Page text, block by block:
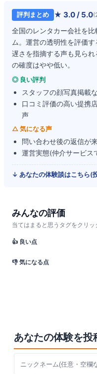
評判まとめ ★ 3.0/ 5.0(
全国のレンタカー会社を
ム。運営の透明性を評価
遅さを指摘する声も見ら
の確度はやや低い。
◎ 良い評判
スタッフの顔写真掲載
口コミ評価の高い提携
声
△ 気になる声
問い合わせ後の返信が
運営実態(仲介サービス
↓ あなたの体験談はこちら(
みんなの評価
当てはまると思うタグをクリッ
👍 良い点
👎 気になる点
あなたの体験を投